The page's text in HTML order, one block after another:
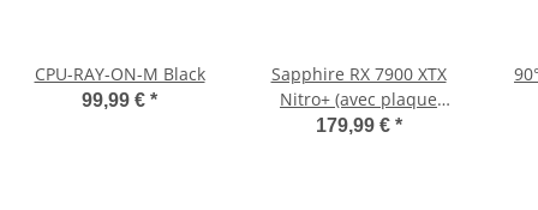
CPU-RAY-ON-M Black
99,99 € *
Sapphire RX 7900 XTX
Nitro+ (avec plaque
arrière)
179,99 € *